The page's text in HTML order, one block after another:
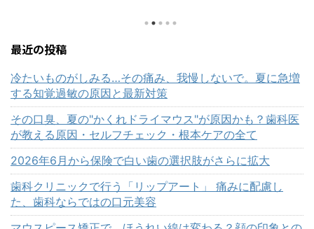
"冷たさ"に
。 だから
です。
いいか」
い気がし
状だし」
ているなら
に夏場は、他の季節と比べても口臭を
訴える患者様が明らかに増える時期な
のです。 「歯磨きはきちんとしてい
て初めて気づいた…」 「マスク越し
でも、自分でにおう気がする」 こう
したお悩みには、実は夏特有の3つの
原 ...
療が大きく
を修復する
2026年6月
最近の投稿
冷たいものがしみる…その痛み、我慢しないで。夏に急増
する知覚過敏の原因と最新対策
その口臭、夏の"かくれドライマウス"が原因かも？歯科医
が教える原因・セルフチェック・根本ケアの全て
2026年6月から保険で白い歯の選択肢がさらに拡大
歯科クリニックで行う「リップアート」 痛みに配慮し
た、歯科ならではの口元美容